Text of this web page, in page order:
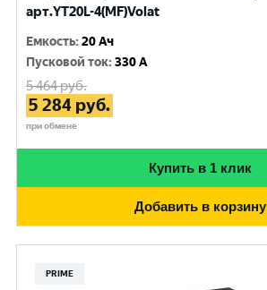
арт.YT20L-4(MF)Volat
Емкость:20 Ач
Пусковой ток:330 A
5 464руб.
5 284 руб.
при обмене
Купить в 1 клик
Добавить в корзину
PRIME